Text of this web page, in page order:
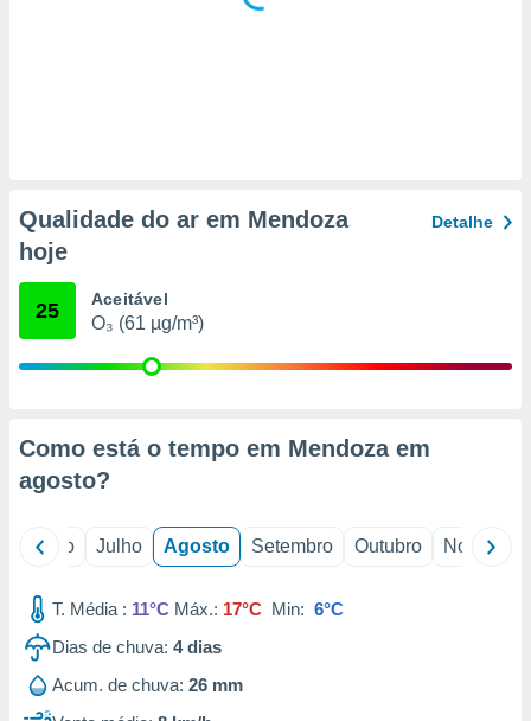
medir
da
medir o
dos
de
fontes,
dados
através
Qualidade do ar em Mendoza
hoje
Detalhe
25 Aceitável
O₃ (61 µg/m³)
Como está o tempo em Mendoza em
agosto?
Junho Julho Agosto Setembro Outubro Novembro
T. Média : 11°C Máx.: 17°C Min: 6°C
Dias de chuva: 4dias
Acum. de chuva: 26 mm